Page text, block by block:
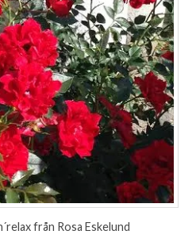
från Rosa Eskelund